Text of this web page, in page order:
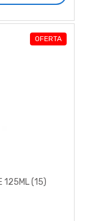
OFERTA
125ML (15)